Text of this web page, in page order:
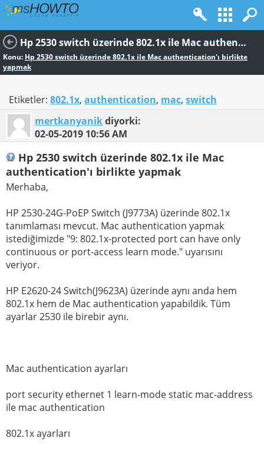
Hp 2530 switch üzerinde 802.1x ile Mac authentication'ı birlikte yapmak
Konu: Hp 2530 switch üzerinde 802.1x ile Mac authentication'ı birlikte
yapmak
Etiketler: 802.1x, authentication, mac, switch
mertkanyanikdiyorki:
02-05-2019 10:56 AM
Hp 2530 switch üzerinde 802.1x ile Mac
authentication'ı birlikte yapmak
Merhaba,
HP 2530-24G-PoEP Switch (J9773A) üzerinde 802.1x
tanımlaması mevcut. Mac authentication yapmak
istediğimizde "9: 802.1x-protected port can have only
continuous or port-access learn mode." uyarısını
veriyor.
HP E2620-24 Switch(J9623A) üzerinde aynı anda hem
802.1x hem de Mac authentication yapabildik. Tüm
ayarlar 2530 ile birebir aynı.
Mac authentication ayarları
port security ethernet 1 learn-mode static mac-address
ile mac authentication
802.1x ayarları